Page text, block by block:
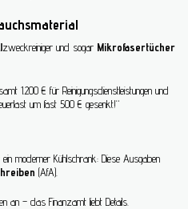
und sogar Mikrofasertücher
1.200 € für Reinigungsdienstleistungen und
um fast 500 € gesenkt!“
moderner Kühlschrank: Diese Ausgaben
(AfA).
an – das Finanzamt liebt Details.